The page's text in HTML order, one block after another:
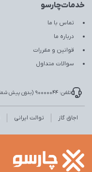
خدمات‌چارسو
تماس با ما
درباره ما
قوانین و مقررات
سوالات متداول
تلفن: 90000044 (بدون پیش شماره و رایگان)
اجاق گاز توالت ایرانی